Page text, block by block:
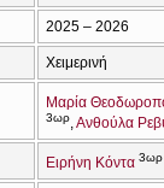
2025 – 2026
Χειμερινή
Μαρία
3ωρ Ανθούλα
Ειρήνη Κόντα 3ωρ